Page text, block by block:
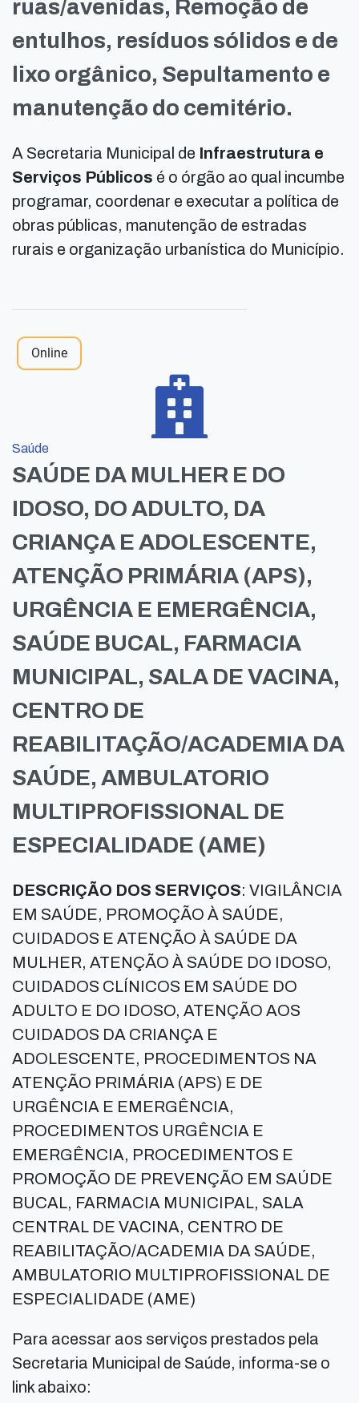
ruas/avenidas, Remoção de
entulhos, resíduos sólidos e de
lixo orgânico, Sepultamento e
manutenção do cemitério.
A Secretaria Municipal de Infraestrutura e
Serviços Públicos é o órgão ao qual incumbe
programar, coordenar e executar a política de
obras públicas, manutenção de estradas
rurais e organização urbanística do Município.
Online
Saúde
SAÚDE DA MULHER E DO
IDOSO, DO ADULTO, DA
CRIANÇA E ADOLESCENTE,
ATENÇÃO PRIMÁRIA (APS),
URGÊNCIA E EMERGÊNCIA,
SAÚDE BUCAL, FARMACIA
MUNICIPAL, SALA DE VACINA,
CENTRO DE
REABILITAÇÃO/ACADEMIA DA
SAÚDE, AMBULATORIO
MULTIPROFISSIONAL DE
ESPECIALIDADE (AME)
DESCRIÇÃO DOS SERVIÇOS: VIGILÂNCIA
EM SAÚDE, PROMOÇÃO À SAÚDE,
CUIDADOS E ATENÇÃO À SAÚDE DA
MULHER, ATENÇÃO À SAÚDE DO IDOSO,
CUIDADOS CLÍNICOS EM SAÚDE DO
ADULTO E DO IDOSO, ATENÇÃO AOS
CUIDADOS DA CRIANÇA E
ADOLESCENTE, PROCEDIMENTOS NA
ATENÇÃO PRIMÁRIA (APS) E DE
URGÊNCIA E EMERGÊNCIA,
PROCEDIMENTOS URGÊNCIA E
EMERGÊNCIA, PROCEDIMENTOS E
PROMOÇÃO DE PREVENÇÃO EM SAÚDE
BUCAL, FARMACIA MUNICIPAL, SALA
CENTRAL DE VACINA, CENTRO DE
REABILITAÇÃO/ACADEMIA DA SAÚDE,
AMBULATORIO MULTIPROFISSIONAL DE
ESPECIALIDADE (AME)
Para acessar aos serviços prestados pela
Secretaria Municipal de Saúde, informa-se o
link abaixo: